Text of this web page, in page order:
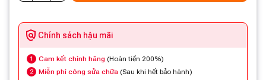
Chính sách hậu mãi
1 Cam kết chính hãng (Hoàn tiền 200%)
2 Miễn phí công sửa chữa (Sau khi hết bảo hành)